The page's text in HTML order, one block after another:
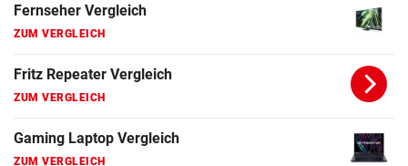
Fernseher Vergleich
ZUM VERGLEICH
Fritz Repeater Vergleich
ZUM VERGLEICH
Gaming Laptop Vergleich
ZUM VERGLEICH